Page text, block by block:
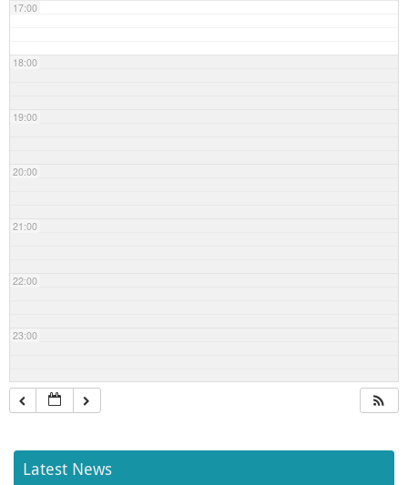
17:00
18:00
19:00
20:00
21:00
22:00
23:00
Latest News